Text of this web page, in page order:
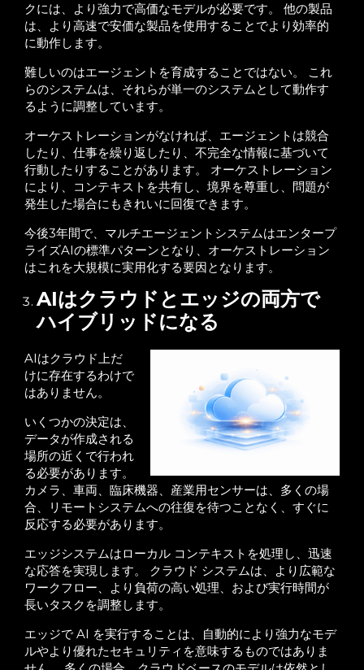
クには、より強力で高価なモデルが必要です。 他の製品
は、より高速で安価な製品を使用することでより効率的
に動作します。
難しいのはエージェントを育成することではない。 これ
らのシステムは、それらが単一のシステムとして動作す
るように調整しています。
オーケストレーションがなければ、エージェントは競合
したり、仕事を繰り返したり、不完全な情報に基づいて
行動したりすることがあります。 オーケストレーション
により、コンテキストを共有し、境界を尊重し、問題が
発生した場合にもきれいに回復できます。
今後3年間で、マルチエージェントシステムはエンタープ
ライズAIの標準パターンとなり、オーケストレーション
はこれを大規模に実用化する要因となります。
AIはクラウドとエッジの両方で
ハイブリッドになる
AIはクラウド上だ
けに存在するわけで
はありません。
いくつかの決定は、
データが作成される
場所の近くで行われ
る必要があります。
カメラ、車両、臨床機器、産業用センサーは、多くの場
合、リモートシステムへの往復を待つことなく、すぐに
反応する必要があります。
エッジシステムはローカル コンテキストを処理し、迅速
な応答を実現します。 クラウド システムは、より広範な
ワークフロー、より負荷の高い処理、および実行時間が
長いタスクを調整します。
エッジで AI を実行することは、自動的により強力なモデ
ルやより優れたセキュリティを意味するものではありま